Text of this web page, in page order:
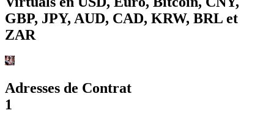
GBP, JPY, AUD, CAD, KRW, BRL et
ZAR
Adresses de Contrat
1